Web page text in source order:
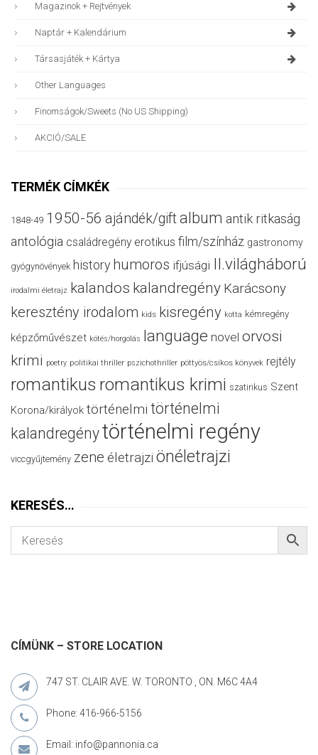
Magazinok + Rejtvények
Naptár + Kalendárium
Társasjáték + Kártya
Other Languages
Finomságok/sweets (no US Shipping)
AKCIÓ/SALE
TERMÉK CÍMKÉK
1848-49 1950-56 ajándék/giftalbum antik ritkaság
antológia családregény erotikus film/színház gastronomy
gyógynövények history humoros ifjúsági II.világháború
irodalmi életrajz kalandos kalandregény Karácsony
keresztény irodalom kids kisregény kotta kémregény
képzőművészet kötés/horgolás language novel orvosi
krimi poetry politikai thriller pszichothriller pöttyös/csíkos könyvek rejtély
romantikus romantikus krimi szatirikus Szent
Korona/királyok történelmi történelmi
kalandregénytörténelmi regény
viccgyűjtemény zene életrajzi önéletrajzi
KERESÉS…
CÍMÜNK – STORE LOCATION
747 ST. CLAIR AVE. W. TORONTO , ON. M6C 4A4
Phone: 416-966-5156
Email: info@pannonia.ca